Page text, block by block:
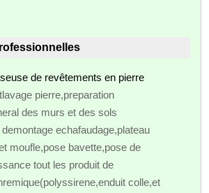
de revêtements en pierre
pierre,preparation
des murs et des sols
echafaudage,plateau
moufle,pose bavette,pose de
tout les produit de
colle,et